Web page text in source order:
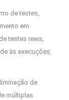
de testes,
em
testes reais,
às execuções.
de
múltiplas